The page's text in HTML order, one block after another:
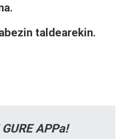
taldearekin.
APPa!